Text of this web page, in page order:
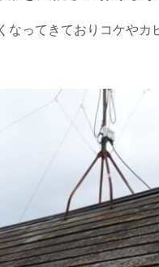
ってきておりコケやカ